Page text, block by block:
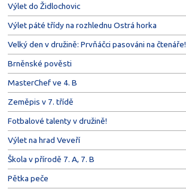
Výlet do Židlochovic
Výlet páté třídy na rozhlednu Ostrá horka
Velký den v družině: Prvňáčci pasováni na čtenáře!
Brněnské pověsti
MasterChef ve 4. B
Zeměpis v 7. třídě
Fotbalové talenty v družině!
Výlet na hrad Veveří
Škola v přírodě 7. A, 7. B
Pětka peče